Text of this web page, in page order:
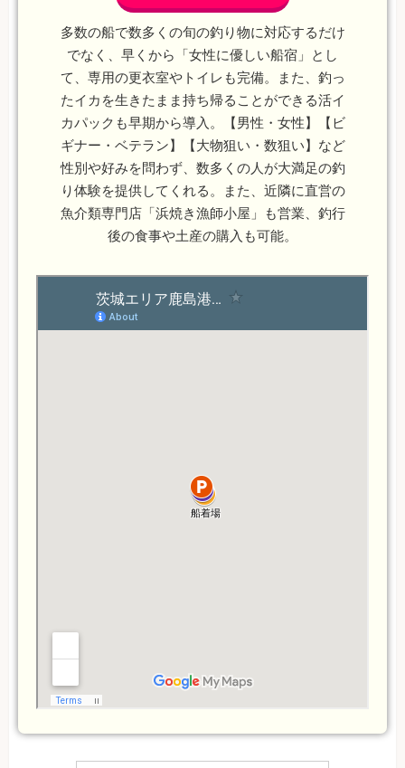
多数の船で数多くの旬の釣り物に対応するだけ
でなく、早くから「女性に優しい船宿」とし
て、専用の更衣室やトイレも完備。また、釣っ
たイカを生きたまま持ち帰ることができる活イ
カパックも早期から導入。【男性・女性】【ビ
ギナー・ベテラン】【大物狙い・数狙い】など
性別や好みを問わず、数多くの人が大満足の釣
り体験を提供してくれる。また、近隣に直営の
魚介類専門店「浜焼き漁師小屋」も営業、釣行
後の食事や土産の購入も可能。